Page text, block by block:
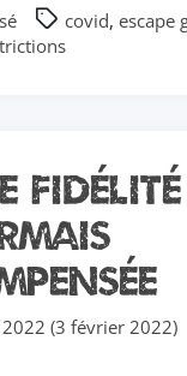
covid, escape
fidélité
(3 février 2022)